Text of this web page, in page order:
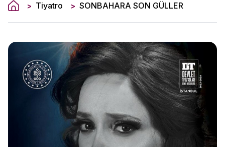
> Tiyatro > SONBAHARA SON GÜLLER